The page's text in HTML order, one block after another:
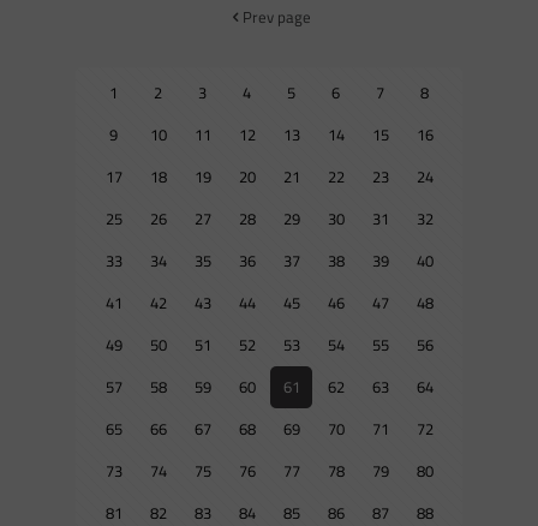
Prev page
1 2 3 4 5 6 7
8
9
10 11 12 13 14 15
16
17
18 19 20 21 22 23
24
25
26 27 28 29 30 31
32
33
34 35 36 37 38 39
40
41
42 43 44 45 46 47
48
49
50 51 52 53 54 55
56
57
58 59 60 61 62 63
64
65
66 67 68 69 70 71
72
73
74 75 76 77 78 79
80
81
82 83 84 85 86 87
88